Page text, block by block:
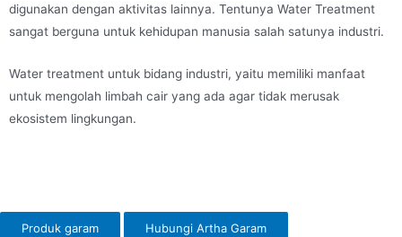
digunakan dengan aktivitas lainnya. Tentunya Water Treatment
sangat berguna untuk kehidupan manusia salah satunya industri.
Water treatment untuk bidang industri, yaitu memiliki manfaat
untuk mengolah limbah cair yang ada agar tidak merusak
ekosistem lingkungan.
Produk garam Hubungi Artha Garam